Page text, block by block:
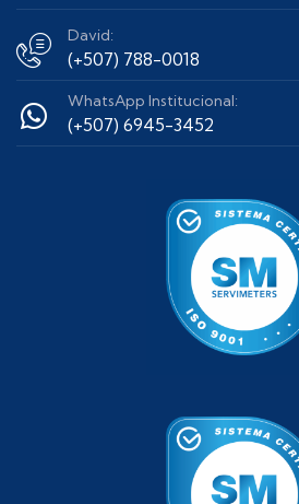
David:
(+507) 788-0018
WhatsApp Institucional:
(+507) 6945-3452